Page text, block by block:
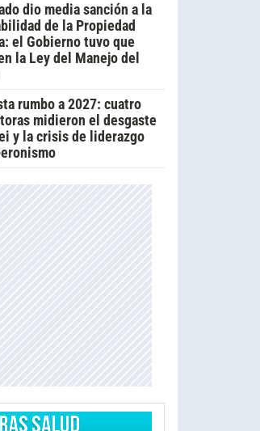
dio media sanción a la
de la Propiedad
el Gobierno tuvo que
la Ley del Manejo del
rumbo a 2027: cuatro
midieron el desgaste
y la crisis de liderazgo